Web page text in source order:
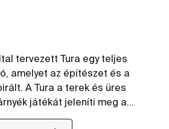
tervezett Tura egy teljes
amelyet az építészet és a
A Tura a terek és üres
játékát jeleníti meg a